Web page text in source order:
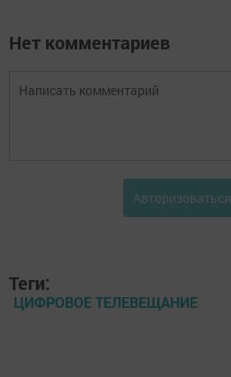
Нет комментариев
Авторизоваться
Теги:
ЦИФРОВОЕ ТЕЛЕВЕЩАНИЕ